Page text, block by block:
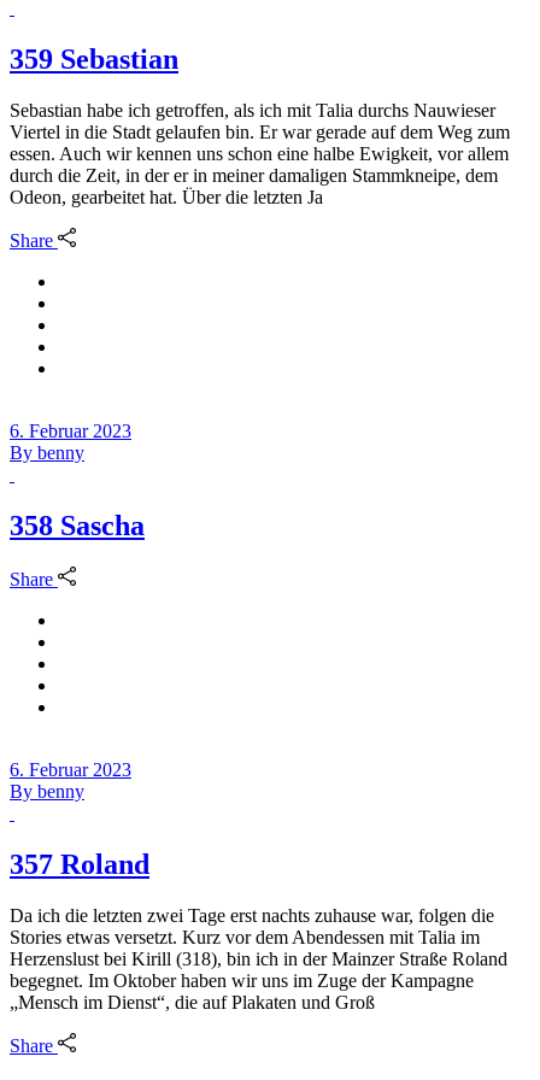
359 Sebastian
Sebastian habe ich getroffen, als ich mit Talia durchs Nauwieser
Viertel in die Stadt gelaufen bin. Er war gerade auf dem Weg zum
essen. Auch wir kennen uns schon eine halbe Ewigkeit, vor allem
durch die Zeit, in der er in meiner damaligen Stammkneipe, dem
Odeon, gearbeitet hat. Über die letzten Ja
Share
6. Februar 2023
By benny
358 Sascha
Share
6. Februar 2023
By benny
357 Roland
Da ich die letzten zwei Tage erst nachts zuhause war, folgen die
Stories etwas versetzt. Kurz vor dem Abendessen mit Talia im
Herzenslust bei Kirill (318), bin ich in der Mainzer Straße Roland
begegnet. Im Oktober haben wir uns im Zuge der Kampagne
„Mensch im Dienst“, die auf Plakaten und Groß
Share